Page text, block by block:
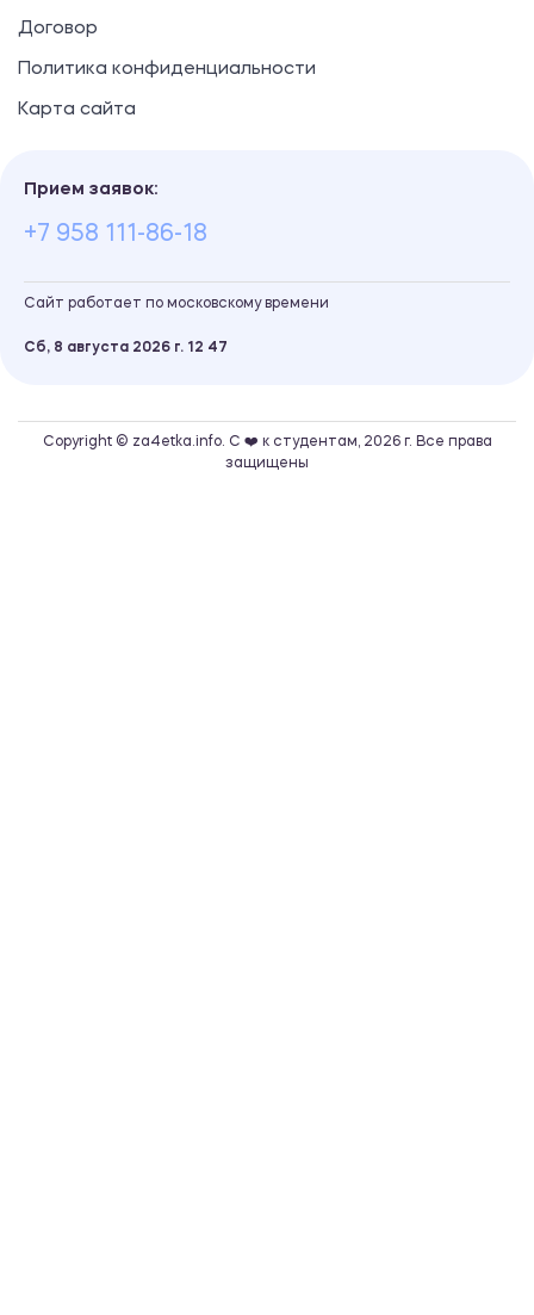
Договор
Политика конфиденциальности
Карта сайта
Прием заявок:
+7 958 111-86-18
Сайт работает по московскому времени
Сб, 8 августа 2026 г. 12 47
Copyright © za4etka.info. С ❤️ к студентам, 2026 г. Все права
защищены